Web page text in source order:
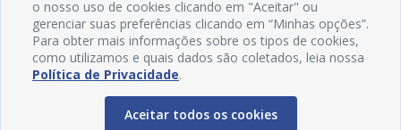
Redes Sociais
o nosso uso de cookies clicando em "Aceitar" ou
gerenciar suas preferências clicando em “Minhas opções”.
Para obter mais informações sobre os tipos de cookies,
como utilizamos e quais dados são coletados, leia nossa
Política de Privacidade.
Aceitar todos os cookies